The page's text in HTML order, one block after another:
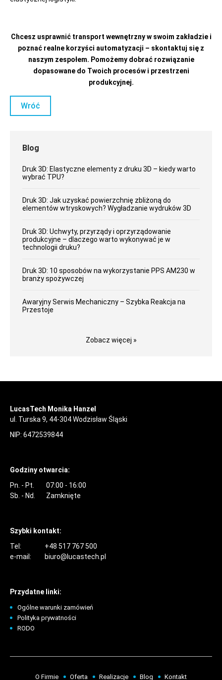
Blog
Druk 3D: Elastyczne elementy z druku 3D – kiedy warto
wybrać TPU?
Druk 3D: Jak uzyskać powierzchnię zbliżoną do
elementów wtryskowych? Wygładzanie wydruków 3D
Druk 3D: Uchwyty, przyrządy i oprzyrządowanie
produkcyjne – dlaczego warto wykonywać je w
technologii druku?
Druk 3D: 10 sposobów na wykorzystanie PPS AM230 w
branży spożywczej
Awaryjny Serwis Mechaniczny – Szybka Reakcja na
Przestoje
Zobacz więcej »
Chcesz usprawnić transport wewnętrzny w swoim zakładzie i
poznać realne korzyści automatyzacji – skontaktuj się z
naszym zespołem. Pomożemy dobrać rozwiązanie
dopasowane do Twoich procesów i przestrzeni
produkcyjnej.
Wróć
LucasTech Monika Hanzel
ul. Turska 9, 44-304 Wodzisław Śląski
NIP: 6472539844
Godziny otwarcia:
Pn. - Pt.
07:00 - 16:00
Sb. - Nd.
Zamknięte
Szybki kontakt:
Tel:
+48 517 767 500
e-mail:
biuro@lucastech.pl
Przydatne linki:
Ogólne warunki zamówień
Polityka prywatności
RODO
O Firmie Oferta Realizacje Blog Kontakt